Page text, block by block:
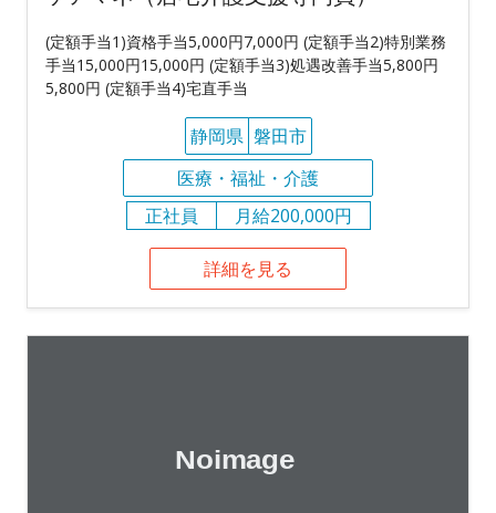
(定額手当1)資格手当5,000円7,000円 (定額手当2)特別業務
手当15,000円15,000円 (定額手当3)処遇改善手当5,800円
5,800円 (定額手当4)宅直手当
静岡県 磐田市
医療・福祉・介護
正社員
月給200,000円
詳細を見る